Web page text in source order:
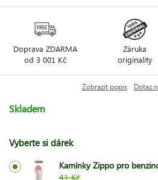
Doprava ZDARMA
od 3 001 Kč
Záruka
originality
Zobrazit popis Dotaz
Skladem
Vyberte si dárek
Kamínky Zippo pro
41 Kč